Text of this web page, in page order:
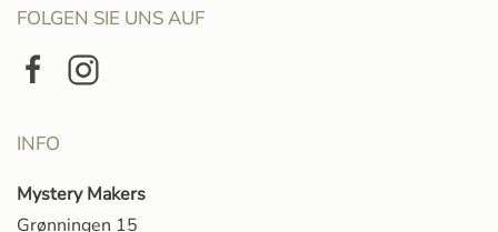
FOLGEN SIE UNS AUF
INFO
Mystery Makers
Grønningen 15